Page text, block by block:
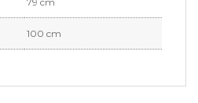
100 cm